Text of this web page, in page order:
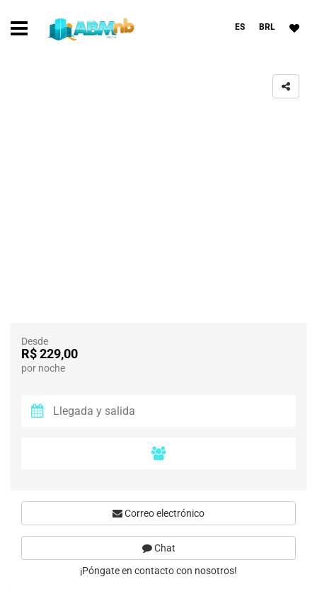
ES BRL
Desde
R$ 229,00
por noche
Correo electrónico
Chat
¡Póngate en contacto con nosotros!